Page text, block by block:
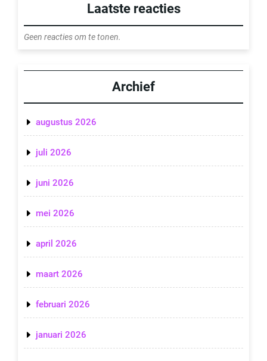
Laatste reacties
Geen reacties om te tonen.
Archief
augustus 2026
juli 2026
juni 2026
mei 2026
april 2026
maart 2026
februari 2026
januari 2026